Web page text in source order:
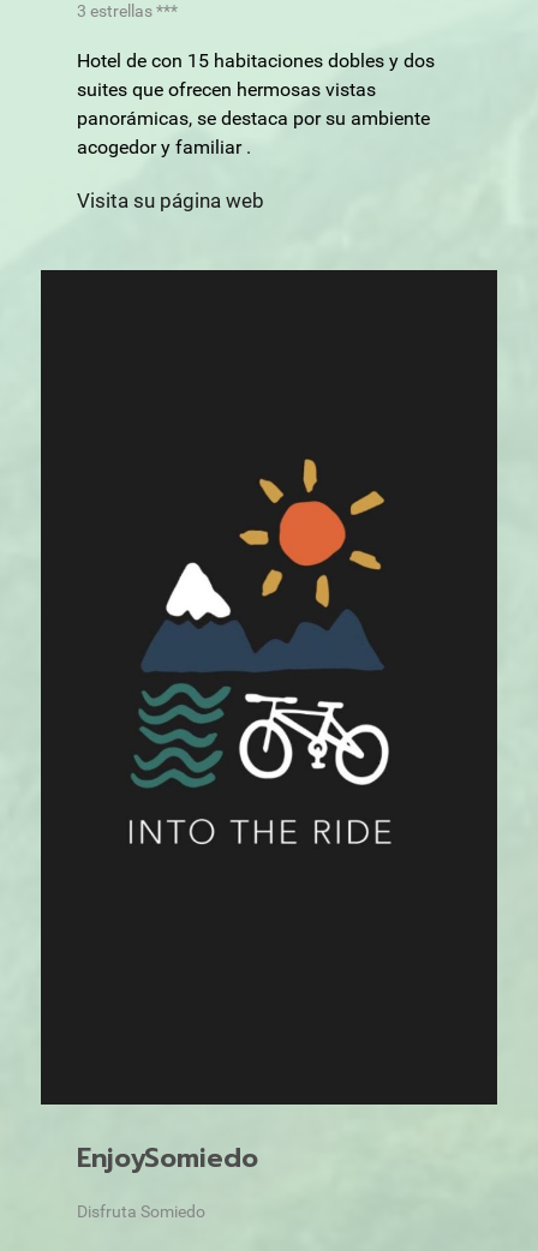
3 estrellas ***
Hotel de con 15 habitaciones dobles y dos
suites que ofrecen hermosas vistas
panorámicas, se destaca por su ambiente
acogedor y familiar .
Visita su página web
EnjoySomiedo
Disfruta Somiedo